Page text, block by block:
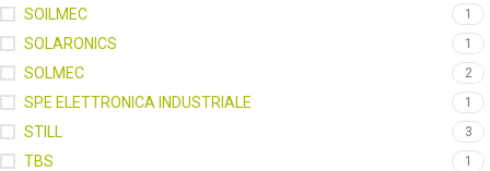
SOILMEC 1
SOLARONICS 1
SOLMEC 2
SPE ELETTRONICA INDUSTRIALE 1
STILL 3
TBS 1